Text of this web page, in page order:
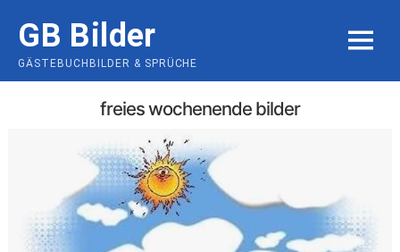
content
GB Bilder
GÄSTEBUCHBILDER & SPRÜCHE
MENU
freies wochenende bilder